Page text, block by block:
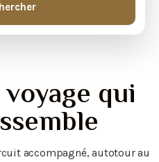
qui
accompagné, autotour au